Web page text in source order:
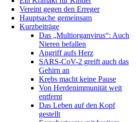
Vereint gegen den Erreger
Hauptsache gemeinsam
Kurzbeiträge
Das „Multiorganvirus“: Auch
Nieren befallen
Angriff aufs Herz
SARS-CoV-2 greift auch das
Gehirn an
Krebs macht keine Pause
Von Herdenimmunität weit
entfernt
Das Leben auf den Kopf
gestellt